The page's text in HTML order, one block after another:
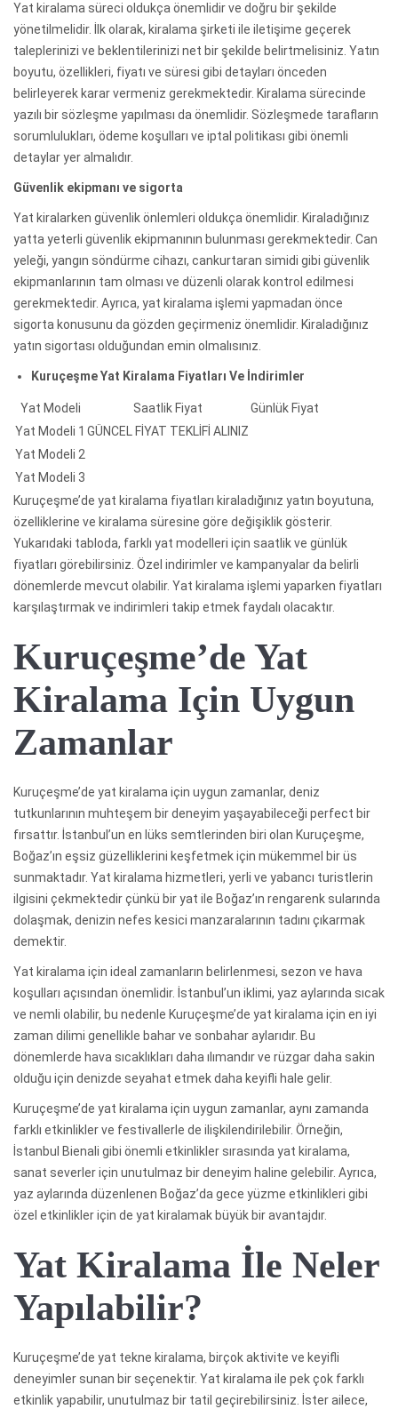
Yat kiralama süreci oldukça önemlidir ve doğru bir şekilde
yönetilmelidir. İlk olarak, kiralama şirketi ile iletişime geçerek
taleplerinizi ve beklentilerinizi net bir şekilde belirtmelisiniz. Yatın
boyutu, özellikleri, fiyatı ve süresi gibi detayları önceden
belirleyerek karar vermeniz gerekmektedir. Kiralama sürecinde
yazılı bir sözleşme yapılması da önemlidir. Sözleşmede tarafların
sorumlulukları, ödeme koşulları ve iptal politikası gibi önemli
detaylar yer almalıdır.
Güvenlik ekipmanı ve sigorta
Yat kiralarken güvenlik önlemleri oldukça önemlidir. Kiraladığınız
yatta yeterli güvenlik ekipmanının bulunması gerekmektedir. Can
yeleği, yangın söndürme cihazı, cankurtaran simidi gibi güvenlik
ekipmanlarının tam olması ve düzenli olarak kontrol edilmesi
gerekmektedir. Ayrıca, yat kiralama işlemi yapmadan önce
sigorta konusunu da gözden geçirmeniz önemlidir. Kiraladığınız
yatın sigortası olduğundan emin olmalısınız.
Kuruçeşme Yat Kiralama Fiyatları Ve İndirimler
Yat Modeli Saatlik Fiyat
Günlük Fiyat
Yat Modeli 1 GÜNCEL FİYAT TEKLİFİ ALINIZ
Yat Modeli 2
Yat Modeli 3
Kuruçeşme’de yat kiralama fiyatları kiraladığınız yatın boyutuna,
özelliklerine ve kiralama süresine göre değişiklik gösterir.
Yukarıdaki tabloda, farklı yat modelleri için saatlik ve günlük
fiyatları görebilirsiniz. Özel indirimler ve kampanyalar da belirli
dönemlerde mevcut olabilir. Yat kiralama işlemi yaparken fiyatları
karşılaştırmak ve indirimleri takip etmek faydalı olacaktır.
Kuruçeşme’de Yat
Kiralama Için Uygun
Zamanlar
Kuruçeşme’de yat kiralama için uygun zamanlar, deniz
tutkunlarının muhteşem bir deneyim yaşayabileceği perfect bir
fırsattır. İstanbul’un en lüks semtlerinden biri olan Kuruçeşme,
Boğaz’ın eşsiz güzelliklerini keşfetmek için mükemmel bir üs
sunmaktadır. Yat kiralama hizmetleri, yerli ve yabancı turistlerin
ilgisini çekmektedir çünkü bir yat ile Boğaz’ın rengarenk sularında
dolaşmak, denizin nefes kesici manzaralarının tadını çıkarmak
demektir.
Yat kiralama için ideal zamanların belirlenmesi, sezon ve hava
koşulları açısından önemlidir. İstanbul’un iklimi, yaz aylarında sıcak
ve nemli olabilir, bu nedenle Kuruçeşme’de yat kiralama için en iyi
zaman dilimi genellikle bahar ve sonbahar aylarıdır. Bu
dönemlerde hava sıcaklıkları daha ılımandır ve rüzgar daha sakin
olduğu için denizde seyahat etmek daha keyifli hale gelir.
Kuruçeşme’de yat kiralama için uygun zamanlar, aynı zamanda
farklı etkinlikler ve festivallerle de ilişkilendirilebilir. Örneğin,
İstanbul Bienali gibi önemli etkinlikler sırasında yat kiralama,
sanat severler için unutulmaz bir deneyim haline gelebilir. Ayrıca,
yaz aylarında düzenlenen Boğaz’da gece yüzme etkinlikleri gibi
özel etkinlikler için de yat kiralamak büyük bir avantajdır.
Yat Kiralama İle Neler
Yapılabilir?
Kuruçeşme’de yat tekne kiralama, birçok aktivite ve keyifli
deneyimler sunan bir seçenektir. Yat kiralama ile pek çok farklı
etkinlik yapabilir, unutulmaz bir tatil geçirebilirsiniz. İster ailece,